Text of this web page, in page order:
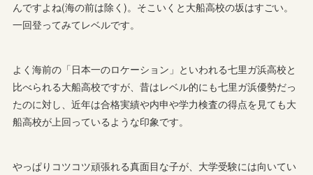
んですよね(海の前は除く)。そこいくと大船高校の坂はすごい。
一回登ってみてレベルです。
よく海前の「日本一のロケーション」といわれる七里ガ浜高校と
比べられる大船高校ですが、昔はレベル的にも七里ガ浜優勢だっ
たのに対し、近年は合格実績や内申や学力検査の得点を見ても大
船高校が上回っているような印象です。
やっぱりコツコツ頑張れる真面目な子が、大学受験には向いてい